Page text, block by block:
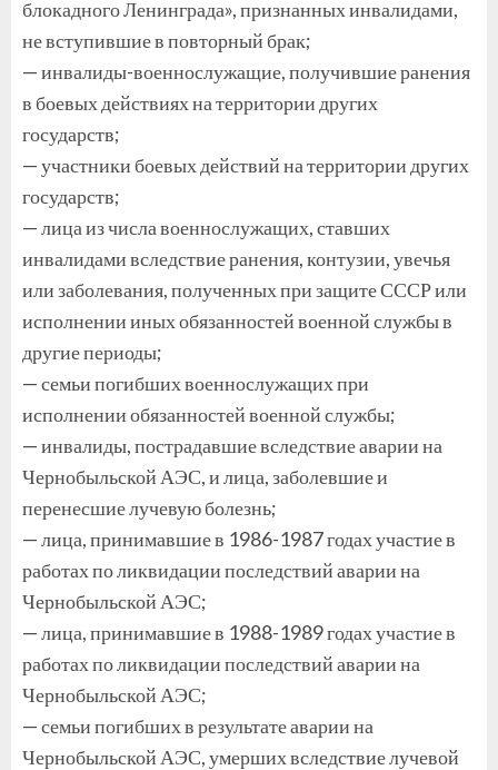
блокадного Ленинграда», признанных инвалидами,
не вступившие в повторный брак;
— инвалиды-военнослужащие, получившие ранения
в боевых действиях на территории других
государств;
— участники боевых действий на территории других
государств;
— лица из числа военнослужащих, ставших
инвалидами вследствие ранения, контузии, увечья
или заболевания, полученных при защите СССР или
исполнении иных обязанностей военной службы в
другие периоды;
— семьи погибших военнослужащих при
исполнении обязанностей военной службы;
— инвалиды, пострадавшие вследствие аварии на
Чернобыльской АЭС, и лица, заболевшие и
перенесшие лучевую болезнь;
— лица, принимавшие в 1986-1987 годах участие в
работах по ликвидации последствий аварии на
Чернобыльской АЭС;
— лица, принимавшие в 1988-1989 годах участие в
работах по ликвидации последствий аварии на
Чернобыльской АЭС;
— семьи погибших в результате аварии на
Чернобыльской АЭС, умерших вследствие лучевой